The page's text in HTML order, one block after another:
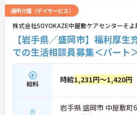
通所介護（デイサービス）
株式会社SOYOKAZE中屋敷ケアセンターそよ
【岩手県／盛岡市】福利厚
での生活相談員募集＜パート
給料 時給1,231円～1,420円
岩手県 盛岡市 中屋敷町